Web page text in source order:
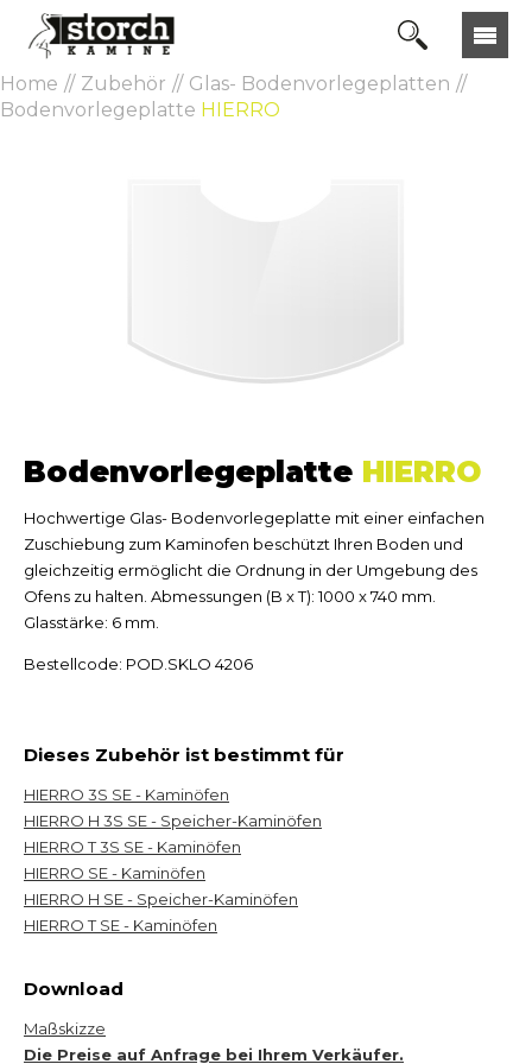
Home Zubehör
Glas- Bodenvorlegeplatten
Bodenvorlegeplatte HIERRO
Bodenvorlegeplatte HIERRO
Hochwertige Glas- Bodenvorlegeplatte mit einer einfachen
Zuschiebung zum Kaminofen beschützt Ihren Boden und
gleichzeitig ermöglicht die Ordnung in der Umgebung des
Ofens zu halten. Abmessungen (B x T): 1000 x 740 mm.
Glasstärke: 6 mm.
Bestellcode: POD.SKLO 4206
Dieses Zubehör ist bestimmt für
HIERRO 3S SE - Kaminöfen
HIERRO H 3S SE - Speicher-Kaminöfen
HIERRO T 3S SE - Kaminöfen
HIERRO SE - Kaminöfen
HIERRO H SE - Speicher-Kaminöfen
HIERRO T SE - Kaminöfen
Download
Maßskizze
Die Preise auf Anfrage bei Ihrem Verkäufer.